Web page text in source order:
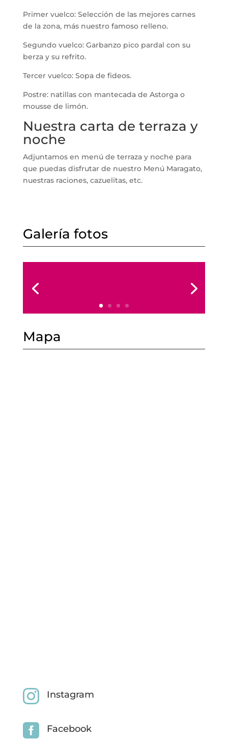
Primer vuelco: Selección de las mejores carnes
de la zona, más nuestro famoso relleno.
Segundo vuelco: Garbanzo pico pardal con su
berza y su refrito.
Tercer vuelco: Sopa de fideos.
Postre: natillas con mantecada de Astorga o
mousse de limón.
Nuestra carta de terraza y
noche
Adjuntamos en menú de terraza y noche para
que puedas disfrutar de nuestro Menú Maragato,
nuestras raciones, cazuelitas, etc.
Galería fotos
Mapa
 Instagram
 Facebook